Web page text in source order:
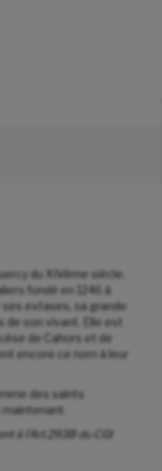
du XIVème siècle.
fondé en 1246 à
extases, sa grande
de son vivant. Elle est
de Cahors et de
encore ce nom à leur
des saints
à l’Art.293B du CGI